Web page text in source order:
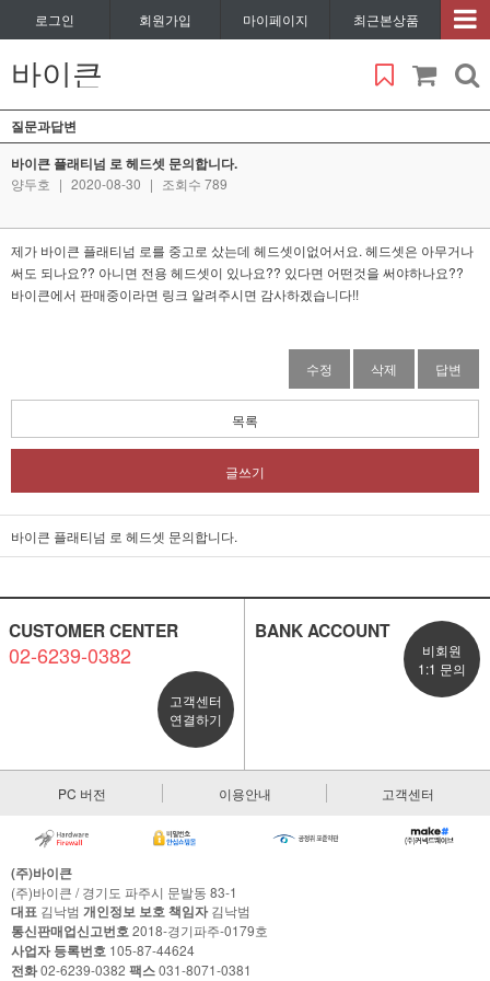
로그인 회원가입 마이페이지 최근본상품
바이큰
질문과답변
바이큰 플래티넘 로 헤드셋 문의합니다.
양두호 | 2020-08-30 | 조회수 789
제가 바이큰 플래티넘 로를 중고로 샀는데 헤드셋이없어서요. 헤드셋은 아무거나
써도 되나요?? 아니면 전용 헤드셋이 있나요?? 있다면 어떤것을 써야하나요??
바이큰에서 판매중이라면 링크 알려주시면 감사하겠습니다!!
수정 삭제 답변
목록
글쓰기
바이큰 플래티넘 로 헤드셋 문의합니다.
CUSTOMER CENTER
02-6239-0382
고객센터
연결하기
BANK ACCOUNT
비회원
1:1 문의
PC 버전 이용안내 고객센터
(주)바이큰
(주)바이큰 / 경기도 파주시 문발동 83-1
대표 김낙범 개인정보 보호 책임자김낙범
통신판매업신고번호2018-경기파주-0179호
사업자 등록번호 105-87-44624
전화02-6239-0382 팩스031-8071-0381